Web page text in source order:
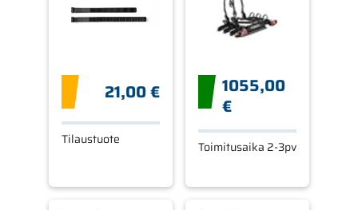
21,00 €
Tilaustuote
1055,00
€
Toimitusaika 2-3pv